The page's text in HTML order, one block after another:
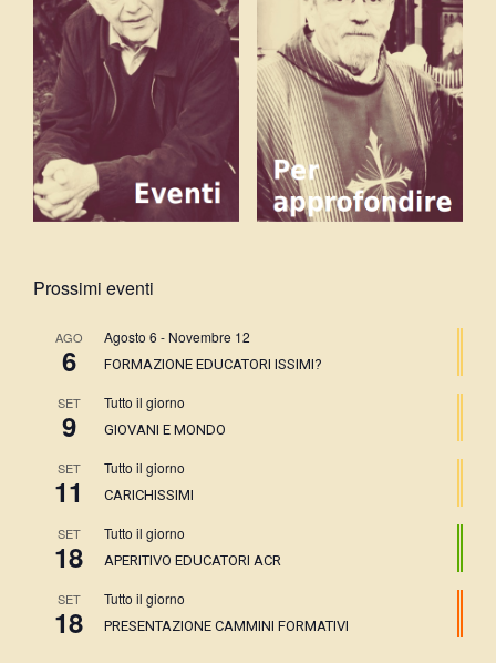
Prossimi eventi
AGO
6
Agosto 6 - Novembre 12
FORMAZIONE EDUCATORI ISSIMI?
SET
9
Tutto il giorno
GIOVANI E MONDO
SET
11
Tutto il giorno
CARICHISSIMI
SET
18
Tutto il giorno
APERITIVO EDUCATORI ACR
SET
18
Tutto il giorno
PRESENTAZIONE CAMMINI FORMATIVI